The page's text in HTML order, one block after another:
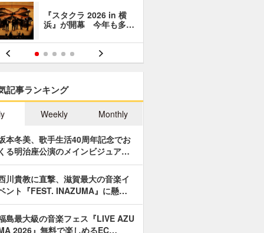
『スタクラ 2026 in 横
浜』が開幕 今年も多…
記事ランキング
Weekly Monthly
本冬美、歌手生活40周年記念でお
くる明治座公演のメインビジュア…
川貴教に直撃、滋賀最大の音楽イ
ント『FEST. INAZUMA』に懸…
島最大級の音楽フェス『LIVE AZU
2026』無料で楽しめるEC…